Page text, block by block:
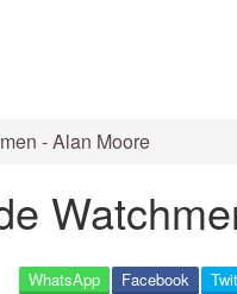
- Alan Moore
Facebook
WhatsApp